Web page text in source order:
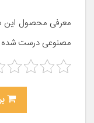
معرفی محصول این
مصنوعی درست شده